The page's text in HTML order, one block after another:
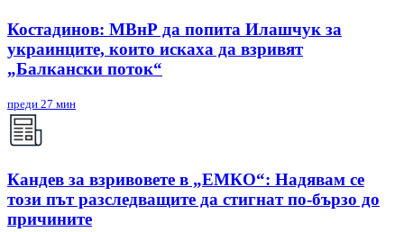
Костадинов: МВнР да попита Илашчук за
украинците, които искаха да взривят
„Балкански поток“
преди 27 мин
Кандев за взривовете в „ЕМКО“: Надявам се
този път разследващите да стигнат по-бързо до
причините